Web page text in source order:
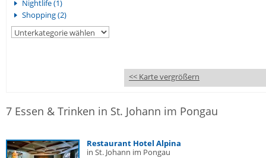
Nightlife (1)
Shopping (2)
<< Karte vergrößern
7 Essen & Trinken in St. Johann im Pongau
Restaurant Hotel Alpina
in St. Johann im Pongau